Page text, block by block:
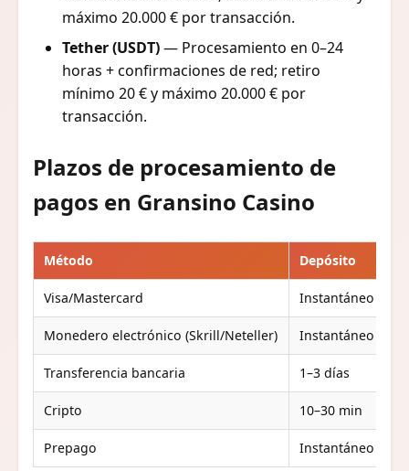
máximo 20.000 € por transacción.
Tether (USDT)— Procesamiento en 0–24
horas + confirmaciones de red; retiro
mínimo 20 € y máximo 20.000 € por
transacción.
Plazos de procesamiento de
pagos en Gransino Casino
Método Depósito
Visa/Mastercard Instantáneo
Monedero electrónico (Skrill/Neteller) Instantáneo
Transferencia bancaria 1–3 días
Cripto 10–30 min
Prepago Instantáneo